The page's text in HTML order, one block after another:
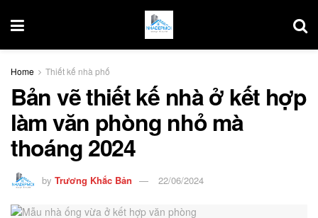
Home Thiết kế nhà phố
Bản vẽ thiết kế nhà ở kết hợp
làm văn phòng nhỏ mà
thoáng 2024
by Trương Khắc Bản 22/06/2024